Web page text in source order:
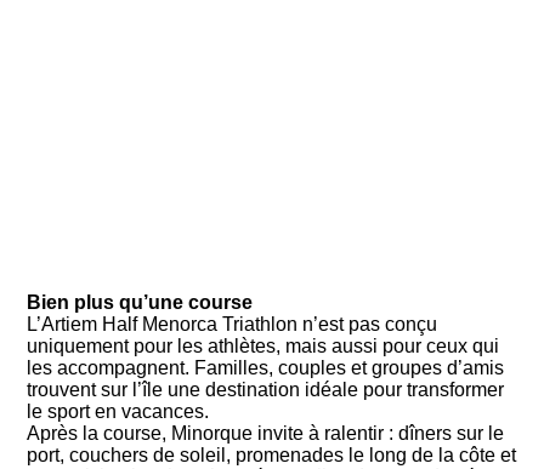
Bien plus qu’une course
L’Artiem Half Menorca Triathlon n’est pas conçu
uniquement pour les athlètes, mais aussi pour ceux qui
les accompagnent. Familles, couples et groupes d’amis
trouvent sur l’île une destination idéale pour transformer
le sport en vacances.
Après la course, Minorque invite à ralentir : dîners sur le
port, couchers de soleil, promenades le long de la côte et